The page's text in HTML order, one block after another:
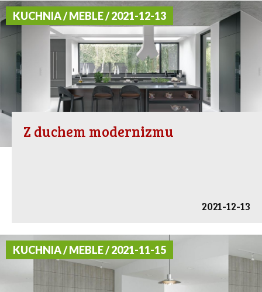
KUCHNIA / MEBLE / 2021-12-13
Z duchem modernizmu
2021-12-13
KUCHNIA / MEBLE / 2021-11-15